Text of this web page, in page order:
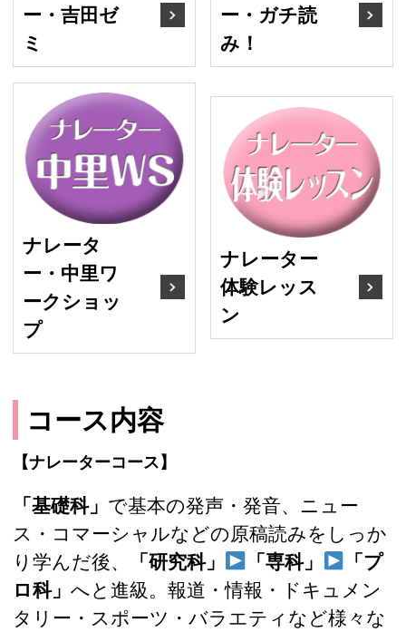
ー・吉田ゼ
ミ
ー・ガチ読
み！
ナレーター・中里ワー
ナレータ
ー・中里ワ
ークショッ
プ
ナレーター
体験レッス
ン
コース内容
【ナレーターコース】
「基礎科」 で基本の発声・発音、ニュー
ス・コマーシャルなどの原稿読みをしっか
り学んだ後、
「研究科」 「専科」
「プ
ロ科」 へと進級。報道・情報・ドキュメン
タリー・スポーツ・バラエティなど様々な